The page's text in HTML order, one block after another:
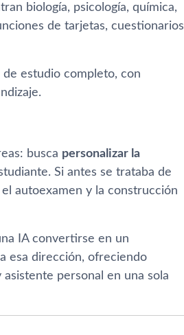
biología, psicología, química,
de tarjetas, cuestionarios
estudio completo, con
busca personalizar la
Si antes se trataba de
autoexamen y la construcción
IA convertirse en un
esa dirección, ofreciendo
personal en una sola